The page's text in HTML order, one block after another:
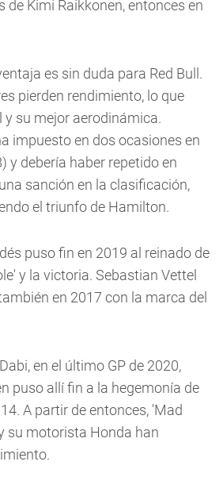
de Kimi Raikkonen, entonces en
es sin duda para Red Bull.
pierden rendimiento, lo que
y su mejor aerodinámica.
impuesto en dos ocasiones en
y debería haber repetido en
sanción en la clasificación,
el triunfo de Hamilton.
puso fin en 2019 al reinado de
y la victoria. Sebastian Vettel
en 2017 con la marca del
en el último GP de 2020,
puso allí fin a la hegemonía de
A partir de entonces, 'Mad
su motorista Honda han